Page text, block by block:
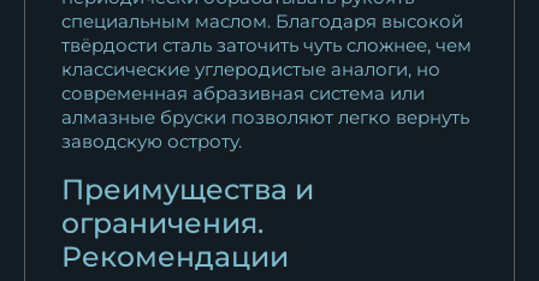
специальным маслом. Благодаря высокой
твёрдости сталь заточить чуть сложнее, чем
классические углеродистые аналоги, но
современная абразивная система или
алмазные бруски позволяют легко вернуть
заводскую остроту.
Преимущества и
ограничения.
Рекомендации